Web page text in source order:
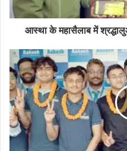
आस्था के महासैलाब में